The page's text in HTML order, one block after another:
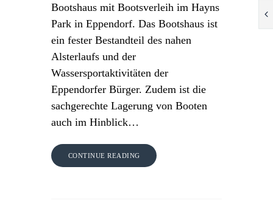
Bootshaus mit Bootsverleih im Hayns
Park in Eppendorf. Das Bootshaus ist
ein fester Bestandteil des nahen
Alsterlaufs und der
Wassersportaktivitäten der
Eppendorfer Bürger. Zudem ist die
sachgerechte Lagerung von Booten
auch im Hinblick…
CONTINUE READING